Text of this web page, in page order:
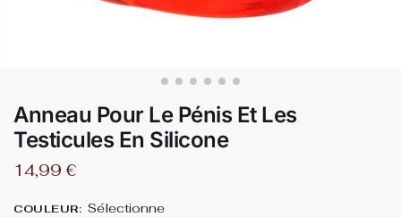
Anneau Pour Le Pénis Et Les
Testicules En Silicone
14,99 €
COULEUR: Sélectionne